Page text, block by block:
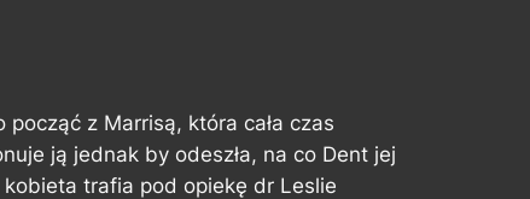
z Marrisą, która cała czas
ją jednak by odeszła, na co Dent jej
trafia pod opiekę dr Leslie